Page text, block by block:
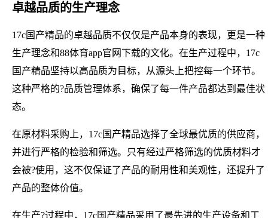
卓越品质的生产理念
17c国产精品的卓越品质不仅仅是产品本身的表现，更是一种
生产理念和88体育app官网下载的文化。在生产过程中，17c
国产精品坚持以高品质为目标，从源头上把控每一个环节。
这种严格的?品质管理体系，确保了每一件产品都达到最佳状
态。
在原材料采购上，17c国产精品选择了全球最优质的供应商，
并进行严格的检验和筛选。只有经过严格筛选的优质材料才
会被?使用，这不仅保证了产品的耐用性和美观性，还提升了
产品的整体价值。
在生产?过程中，17c国产精品采用了最先进的生产设备和工